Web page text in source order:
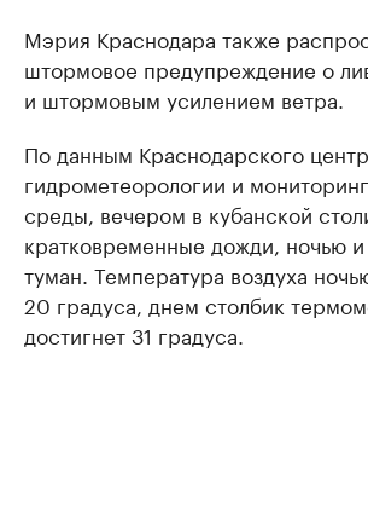
Мэрия Краснодара также
штормовое предупреждение о
и штормовым усилением ветра.
По данным Краснодарского
гидрометеорологии и
среды, вечером в кубанской
кратковременные дожди, ночью
туман. Температура воздуха
20 градуса, днем столбик
достигнет 31 градуса.